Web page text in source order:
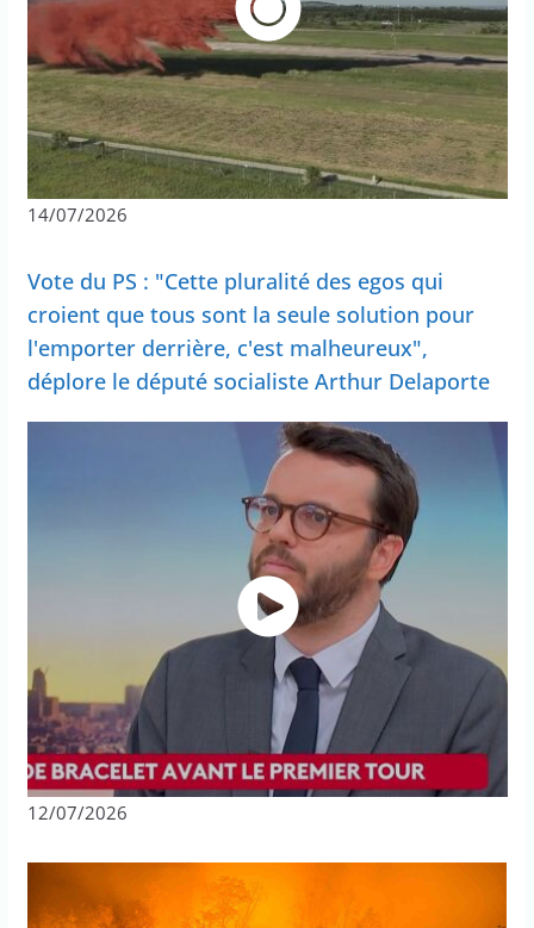
14/07/2026
Vote du PS : "Cette pluralité des egos qui
croient que tous sont la seule solution pour
l'emporter derrière, c'est malheureux",
déplore le député socialiste Arthur Delaporte
12/07/2026